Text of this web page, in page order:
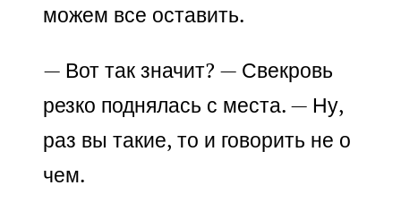
можем все оставить.
— Вот так значит? — Свекровь
резко поднялась с места. — Ну,
раз вы такие, то и говорить не о
чем.